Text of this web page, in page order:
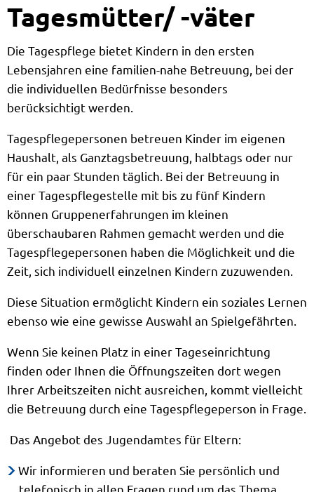
Tagesmütter/ -väter
Die Tagespflege bietet Kindern in den ersten
Lebensjahren eine familien-nahe Betreuung, bei der
die individuellen Bedürfnisse besonders
berücksichtigt werden.
Tagespflegepersonen betreuen Kinder im eigenen
Haushalt, als Ganztagsbetreuung, halbtags oder nur
für ein paar Stunden täglich. Bei der Betreuung in
einer Tagespflegestelle mit bis zu fünf Kindern
können Gruppenerfahrungen im kleinen
überschaubaren Rahmen gemacht werden und die
Tagespflegepersonen haben die Möglichkeit und die
Zeit, sich individuell einzelnen Kindern zuzuwenden.
Diese Situation ermöglicht Kindern ein soziales Lernen
ebenso wie eine gewisse Auswahl an Spielgefährten.
Wenn Sie keinen Platz in einer Tageseinrichtung
finden oder Ihnen die Öffnungszeiten dort wegen
Ihrer Arbeitszeiten nicht ausreichen, kommt vielleicht
die Betreuung durch eine Tagespflegeperson in Frage.
Das Angebot des Jugendamtes für Eltern:
Wir informieren und beraten Sie persönlich und
telefonisch in allen Fragen rund um das Thema